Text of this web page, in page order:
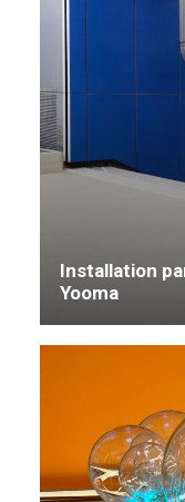
Installation
Yooma